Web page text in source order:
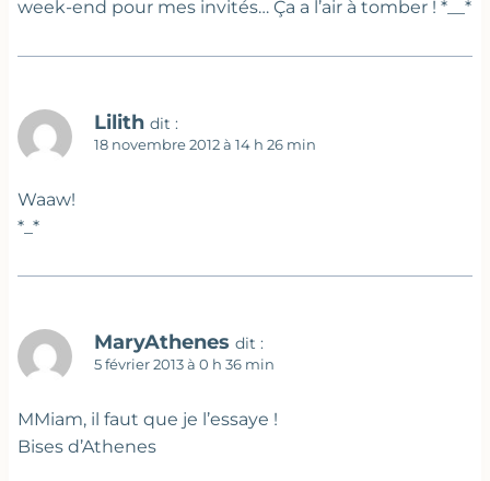
week-end pour mes invités… Ça a l’air à tomber ! *__*
Lilith dit :
18 novembre 2012 à 14 h 26 min
Waaw!
*_*
MaryAthenes dit :
5 février 2013 à 0 h 36 min
MMiam, il faut que je l’essaye !
Bises d’Athenes